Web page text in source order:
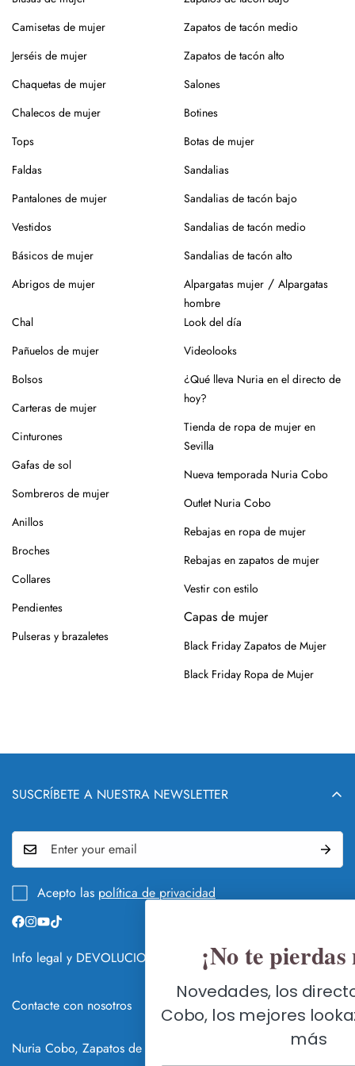
Si tienes alguna duda, puedes consultarnos.
Camisetas de mujer
Jerséis de mujer
Chaquetas de mujer
Chalecos de mujer
Tops
Faldas
Pantalones de mujer
Vestidos
Básicos de mujer
Abrigos de mujer
Zapatos de tacón medio
Zapatos de tacón alto
Salones
Botines
Botas de mujer
Sandalias
Sandalias de tacón bajo
Sandalias de tacón medio
Sandalias de tacón alto
Alpargatas mujer / Alpargatas
hombre
Chal
Pañuelos de mujer
Bolsos
Carteras de mujer
Cinturones
Gafas de sol
Sombreros de mujer
Anillos
Broches
Collares
Pendientes
Pulseras y brazaletes
Look del día
Videolooks
¿Qué lleva Nuria en el directo de
hoy?
Tienda de ropa de mujer en
Sevilla
Nueva temporada Nuria Cobo
Outlet Nuria Cobo
Rebajas en ropa de mujer
Rebajas en zapatos de mujer
Vestir con estilo
Capas de mujer
Black Friday Zapatos de Mujer
Black Friday Ropa de Mujer
SUSCRÍBETE A NUESTRA NEWSLETTER
Acepto las política de privacidad
Info legal y DEVOLUCIONES
QUIÉN Y QUÉ ES NURIA COBO
GUÍA DE CAMBIOS Y DEVOLUCIONES
HACER UN CAMBIO O DEVOLUCIÓN
Contacte con nosotros
C/ Méndez Núñez 7, 41001 Sevilla
Nuria Cobo, Zapatos de Fiesta Online © 2026
¡No te pierdas nada!
Novedades, los directos de Nuria
Cobo, los mejores lookazos y mucho